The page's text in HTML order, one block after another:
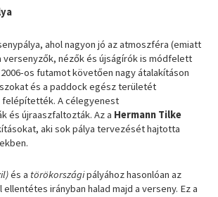
ahol nagyon jó az atmoszféra (emiatt
versenyzők, nézők és újságírók is módfelett
os futamot követően nagy átalakításon
és a paddock egész területét
felépítették. A célegyenest
és újraaszfaltozták. Az a Hermann Tilke
aki sok pálya tervezését hajtotta
és a törökországipályához hasonlóan az
irányban halad majd a verseny. Ez a